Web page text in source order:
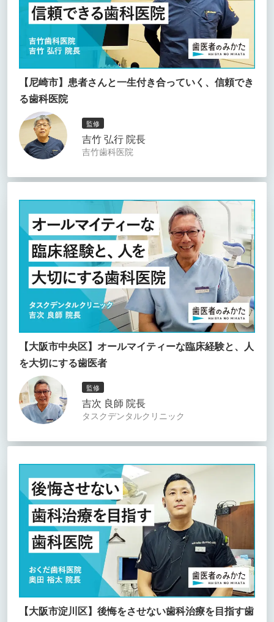
【尼崎市】患者さんと一生付き合っていく、信頼でき
る歯科医院
監修
吉竹 弘行 院長
吉竹歯科医院
【大阪市中央区】オールマイティーな臨床経験と、人
を大切にする歯医者
監修
吉次 良師 院長
タスクデンタルクリニック
【大阪市淀川区】後悔をさせない歯科治療を目指す歯